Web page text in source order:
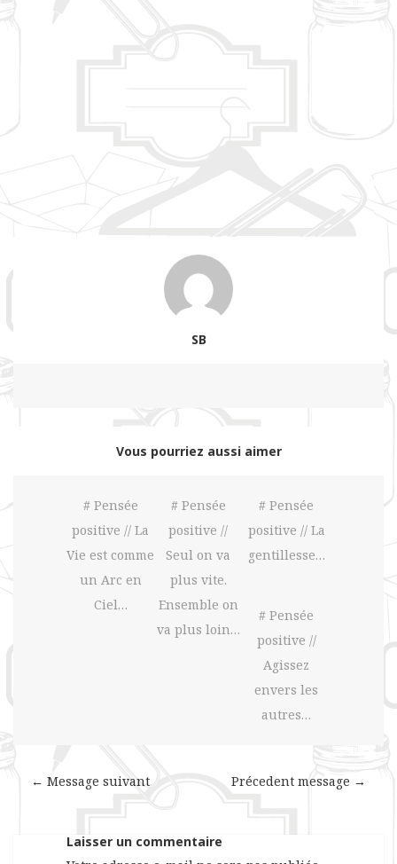
SB
Vous pourriez aussi aimer
# Pensée
positive // La
Vie est comme
un Arc en
Ciel…
# Pensée
positive //
Seul on va
plus vite.
Ensemble on
va plus loin…
# Pensée
positive // La
gentillesse…
# Pensée
positive //
Agissez
envers les
autres…
Précedent message →
← Message suivant
Laisser un commentaire